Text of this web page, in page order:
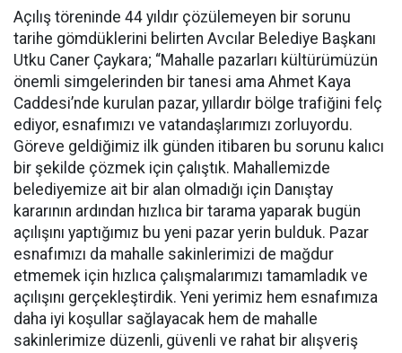
Açılış töreninde 44 yıldır çözülemeyen bir sorunu
tarihe gömdüklerini belirten Avcılar Belediye Başkanı
Utku Caner Çaykara; “Mahalle pazarları kültürümüzün
önemli simgelerinden bir tanesi ama Ahmet Kaya
Caddesi’nde kurulan pazar, yıllardır bölge trafiğini felç
ediyor, esnafımızı ve vatandaşlarımızı zorluyordu.
Göreve geldiğimiz ilk günden itibaren bu sorunu kalıcı
bir şekilde çözmek için çalıştık. Mahallemizde
belediyemize ait bir alan olmadığı için Danıştay
kararının ardından hızlıca bir tarama yaparak bugün
açılışını yaptığımız bu yeni pazar yerin bulduk. Pazar
esnafımızı da mahalle sakinlerimizi de mağdur
etmemek için hızlıca çalışmalarımızı tamamladık ve
açılışını gerçekleştirdik. Yeni yerimiz hem esnafımıza
daha iyi koşullar sağlayacak hem de mahalle
sakinlerimize düzenli, güvenli ve rahat bir alışveriş